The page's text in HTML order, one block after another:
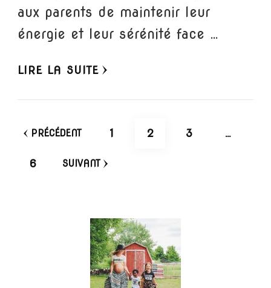
aux parents de maintenir leur
énergie et leur sérénité face …
LIRE LA SUITE
Pagination
des
PRÉCÉDENT PAGE
1 PAGE
2 PAGE
3 …
PAGE
6 SUIVANT